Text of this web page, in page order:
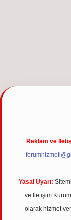
giriş
Reklam ve
Yasal Uyarı:
ve İletişim
olarak hizmet